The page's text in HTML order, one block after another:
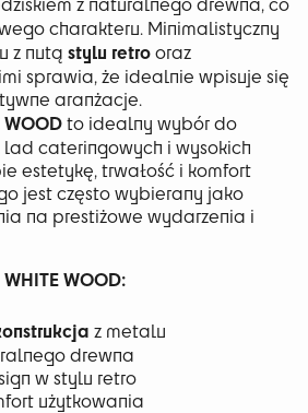
charakteru. Minimalistyczny
z nutą stylu retrooraz
sprawia, że idealnie wpisuje się
aranżacje.
WOODto idealny wybór do
cateringowych i wysokich
estetykę, trwałość i komfort
jest często wybierany jako
na prestiżowe wydarzenia i
WOOD:
z metalu
drewna
w stylu retro
użytkowania